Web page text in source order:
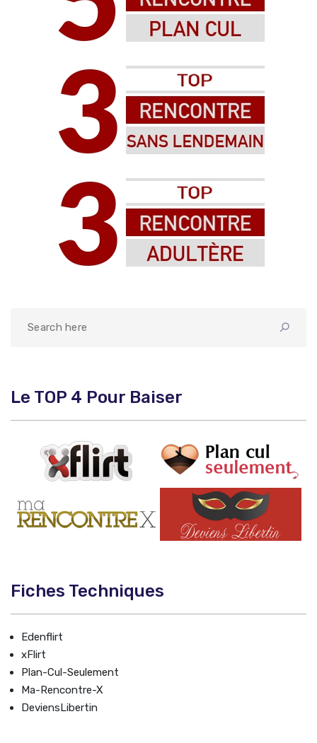
Le TOP 4 Pour Baiser
Fiches Techniques
Edenflirt
xFlirt
Plan-Cul-Seulement
Ma-Rencontre-X
DeviensLibertin